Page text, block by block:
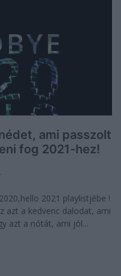
ami passzolt
fog 2021-hez!
2021 playlistjébe !
azt a kedvenc dalodat, ami
azt a nótát, ami jól...